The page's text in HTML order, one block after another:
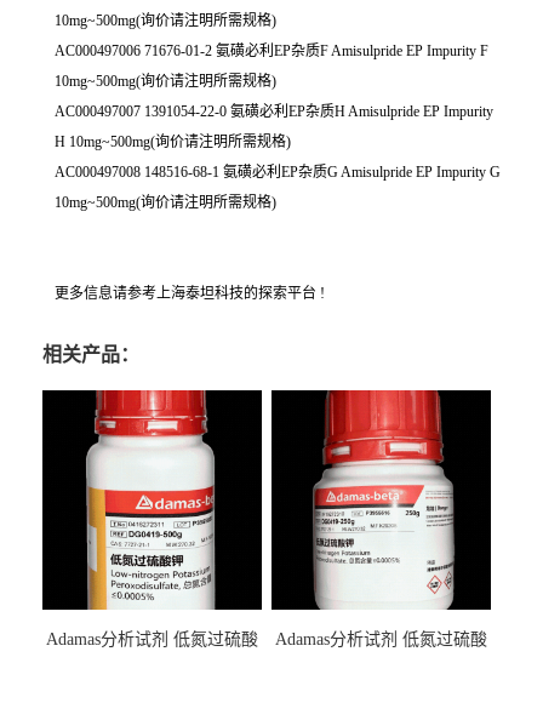
10mg~500mg(询价请注明所需规格)
AC000497006 71676-01-2 氨磺必利EP杂质F Amisulpride EP Impurity F
10mg~500mg(询价请注明所需规格)
AC000497007 1391054-22-0 氨磺必利EP杂质H Amisulpride EP Impurity
H 10mg~500mg(询价请注明所需规格)
AC000497008 148516-68-1 氨磺必利EP杂质G Amisulpride EP Impurity G
10mg~500mg(询价请注明所需规格)
更多信息请参考上海泰坦科技的探索平台 !
相关产品：
Adamas分析试剂 低氮过硫酸
Adamas分析试剂 低氮过硫酸